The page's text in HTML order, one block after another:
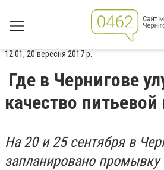
12:01, 20 вересня 2017 р.
Где в Чернигове
качество
На 20 и 25 сентября в
запланировано промывку